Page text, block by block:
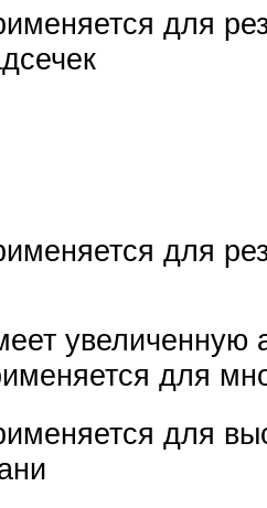
для
для
увеличенную
для
для
ПЛОТТЕРОВ
RZCUT5-3616E-
RZCUT5-3625E